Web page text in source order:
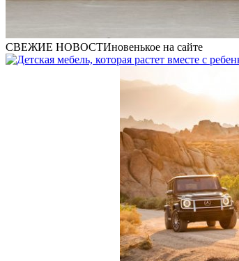
СВЕЖИЕ НОВОСТИновенькое на сайте